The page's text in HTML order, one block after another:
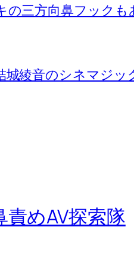
の三方向鼻フックも
城綾音のシネマジッ
めAV探索隊